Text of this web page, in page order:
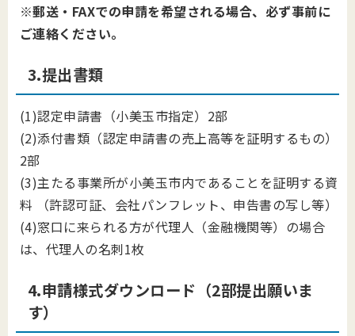
※郵送・FAXでの申請を希望される場合、必ず事前に
ご連絡ください。
3.提出書類
(1)認定申請書（小美玉市指定）2部
(2)添付書類（認定申請書の売上高等を証明するもの）
2部
(3)主たる事業所が小美玉市内であることを証明する資
料 （許認可証、会社パンフレット、申告書の写し等）
(4)窓口に来られる方が代理人（金融機関等）の場合
は、代理人の名刺1枚
4.申請様式ダウンロード（2部提出願いま
す）